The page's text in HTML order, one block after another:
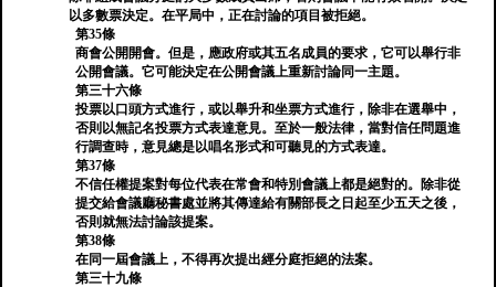
以多數票決定。在平局中，正在討論的項目被拒絕。
第35條
商會公開開會。但是，應政府或其五名成員的要求，它可以舉行非
公開會議。它可能決定在公開會議上重新討論同一主題。
第三十六條
投票以口頭方式進行，或以舉升和坐票方式進行，除非在選舉中，
否則以無記名投票方式表達意見。至於一般法律，當對信任問題進
行調查時，意見總是以唱名形式和可聽見的方式表達。
第37條
不信任權提案對每位代表在常會和特別會議上都是絕對的。除非從
提交給會議廳秘書處並將其傳達給有關部長之日起至少五天之後，
否則就無法討論該提案。
第38條
在同一屆會議上，不得再次提出經分庭拒絕的法案。
第三十九條